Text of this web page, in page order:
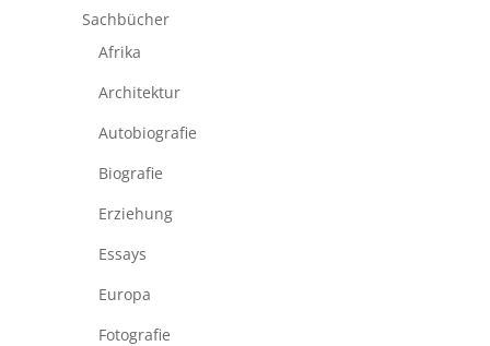
Sachbücher
Afrika
Architektur
Autobiografie
Biografie
Erziehung
Essays
Europa
Fotografie